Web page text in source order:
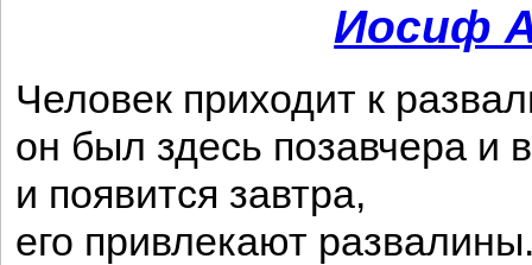
Иосиф
Человек приходит к
он был здесь позавчера и
и появится завтра,
его привлекают